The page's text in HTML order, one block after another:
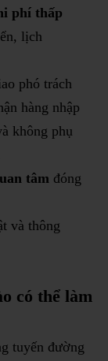
phí thấp
lịch
phó trách
hàng nhập
không phụ
tâm đóng
và thông
có thể làm
tuyến đường